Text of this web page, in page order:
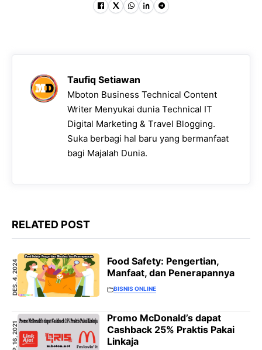
Taufiq Setiawan
Mboton Business Technical Content
Writer Menyukai dunia Technical IT
Digital Marketing & Travel Blogging.
Suka berbagi hal baru yang bermanfaat
bagi Majalah Dunia.
RELATED POST
DES. 4, 2024
Food Safety: Pengertian,
Manfaat, dan Penerapannya
BISNIS ONLINE
SEP. 16, 2021
Promo McDonald’s dapat
Cashback 25% Praktis Pakai
Linkaja